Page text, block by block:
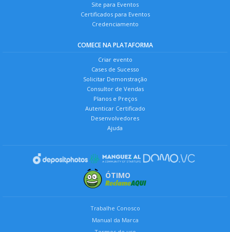
Site para Eventos
Certificados para Eventos
Credenciamento
COMECE NA PLATAFORMA
Criar evento
Cases de Sucesso
Solicitar Demonstração
Consultor de Vendas
Planos e Preços
Autenticar Certificado
Desenvolvedores
Ajuda
ÓTIMO
Trabalhe Conosco
Manual da Marca